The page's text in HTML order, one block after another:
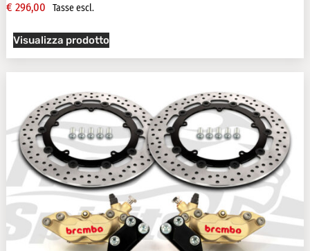
€ 296,00 Tasse escl.
Visualizza prodotto